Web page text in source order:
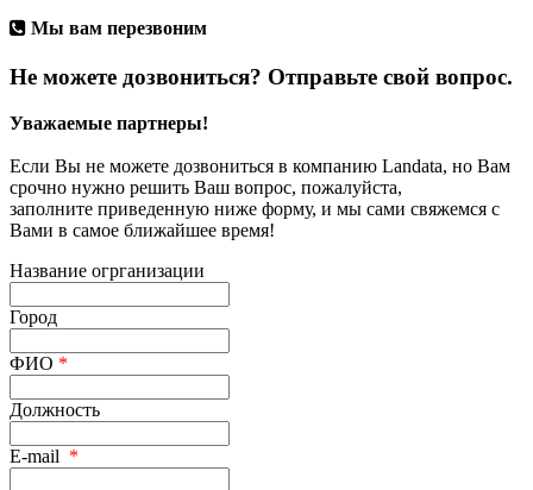
Мы вам перезвоним
Не можете дозвониться? Отправьте свой вопрос.
Уважаемые партнеры!
Если Вы не можете дозвониться в компанию Landata, но Вам
срочно нужно решить Ваш вопрос, пожалуйста,
заполните приведенную ниже форму, и мы сами свяжемся с
Вами в самое ближайшее время!
Название огрганизации
Город
ФИО *
Должность
E-mail *